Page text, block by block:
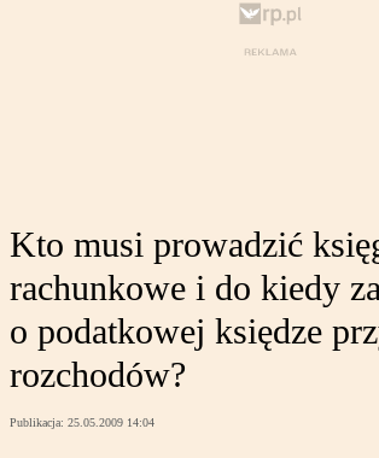
Kto musi prowadzić
rachunkowe i do kiedy
o podatkowej księdze
rozchodów?
Publikacja: 25.05.2009 14:04